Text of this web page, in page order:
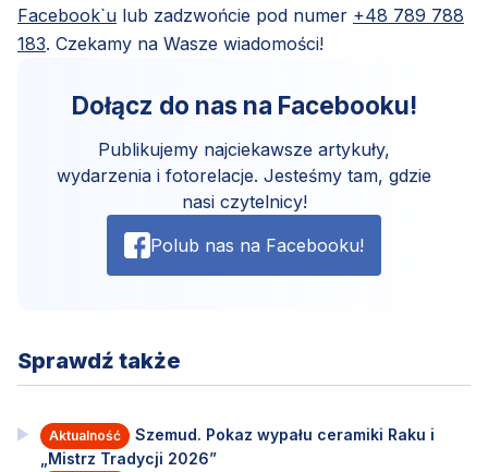
Facebook`u lub zadzwońcie pod numer +48 789 788
183. Czekamy na Wasze wiadomości!
Dołącz do nas na Facebooku!
Publikujemy najciekawsze artykuły,
wydarzenia i fotorelacje. Jesteśmy tam, gdzie
nasi czytelnicy!
Polub nas na Facebooku!
Sprawdź także
Aktualność
Szemud. Pokaz wypału ceramiki Raku i
„Mistrz Tradycji 2026”